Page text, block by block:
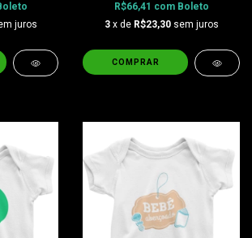
juros
R$66,41 com Boleto
3 x de R$23,30 sem juros
COMPRAR